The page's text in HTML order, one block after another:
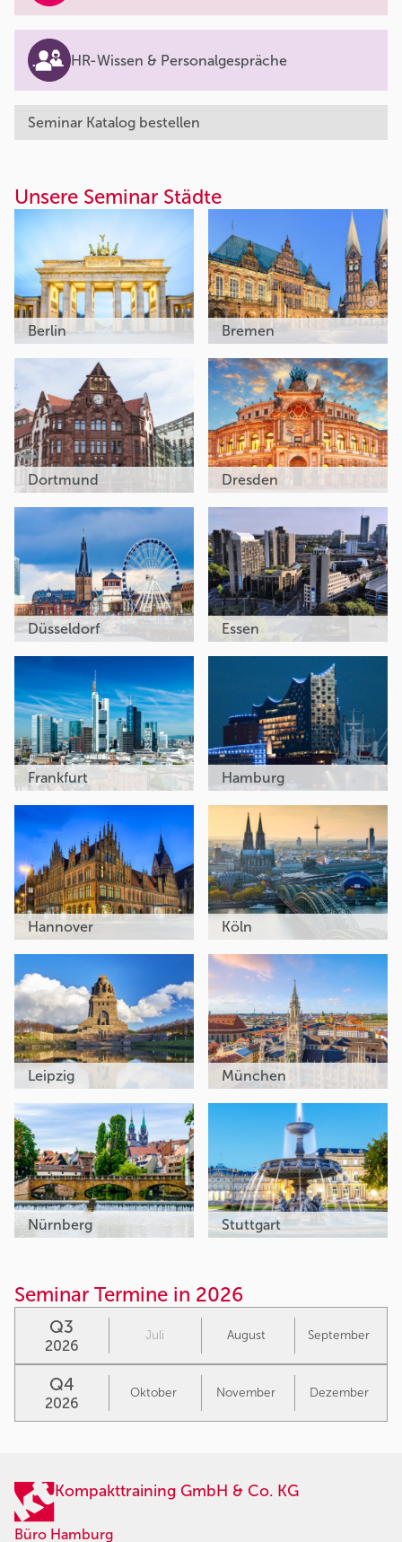
HR-Wissen & Personalgespräche
Seminar Katalog bestellen
Unsere Seminar Städte
Berlin Bremen
Dortmund Dresden
Düsseldorf Essen
Frankfurt Hamburg
Hannover Köln
Leipzig München
Nürnberg Stuttgart
Seminar Termine in 2026
Q3
2026
Juli August September
Q4
2026
Oktober November Dezember
Kompakttraining GmbH & Co. KG
Büro Hamburg